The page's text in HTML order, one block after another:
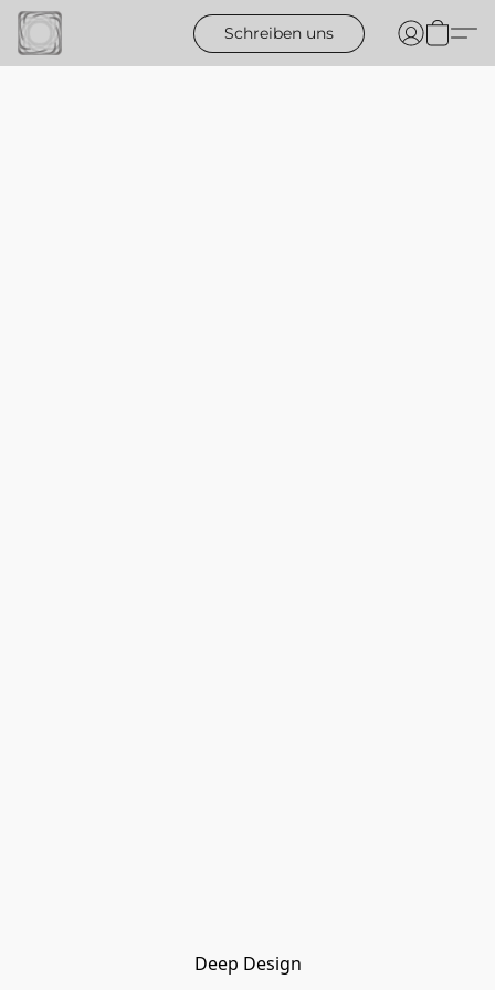
Schreiben uns
Deep Design